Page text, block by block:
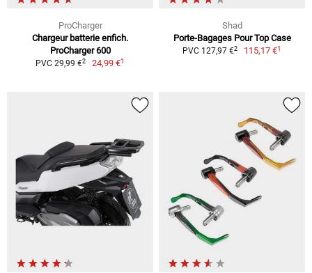
ProCharger
Chargeur batterie enfich.
ProCharger 600
PVC 29,99 €2 24,99 €1
Shad
Porte-Bagages Pour Top Case
PVC 127,97 €2 115,17 €1